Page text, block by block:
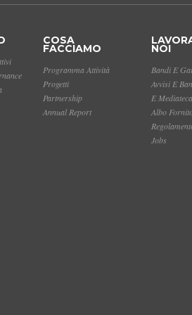
COSA
FACCIAMO
Programma Attività
Progetti
Partnership
Annual Report
NOI
Bandi E
Avvisi E
E Mediateca
Albo
Jobs